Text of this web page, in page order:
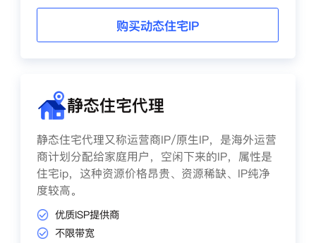
购买动态住宅IP
静态住宅代理
静态住宅代理又称运营商IP/原生IP，是海外运营
商计划分配给家庭用户，空闲下来的IP，属性是
住宅ip，这种资源价格昂贵、资源稀缺、IP纯净
度较高。
优质ISP提供商
不限带宽